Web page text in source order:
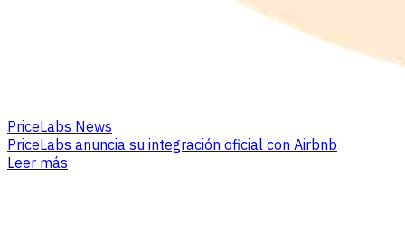
PriceLabs News
PriceLabs anuncia su integración oficial con Airbnb
Leer más